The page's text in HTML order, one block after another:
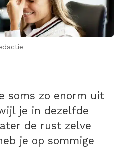
soms zo enorm uit
je in dezelfde
de rust zelve
je op sommige